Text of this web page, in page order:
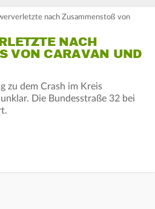
nach Zusammenstoß von
NACH
VON CARAVAN UND A
zu dem Crash im Kreis
Die Bundesstraße 32 bei